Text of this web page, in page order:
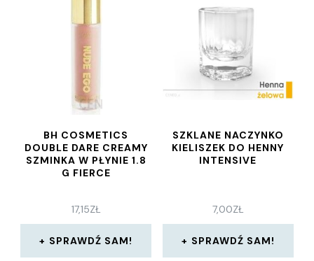
BH COSMETICS
DOUBLE DARE CREAMY
SZMINKA W PŁYNIE 1.8
G FIERCE
17,15ZŁ
SPRAWDŹ SAM!
SZKLANE NACZYNKO
KIELISZEK DO HENNY
INTENSIVE
7,00ZŁ
SPRAWDŹ SAM!